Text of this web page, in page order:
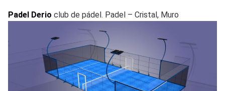
Padel Derio club de pádel. Padel – Cristal, Muro